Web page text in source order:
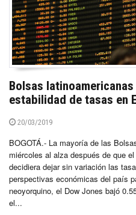
Bolsas
estabilidad de tasas en
20/03/2019
BOGOTÁ.- La mayoría de las
miércoles al alza después de que
decidiera dejar sin variación las
perspectivas económicas del país
neoyorquino, el Dow Jones bajó
el...